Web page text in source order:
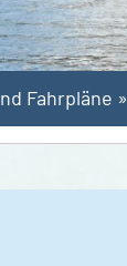
Fahrpläne »